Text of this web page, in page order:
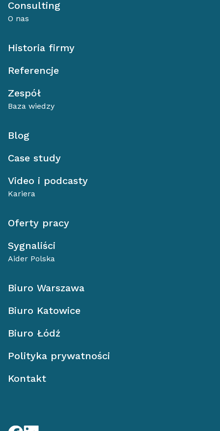
Consulting
O nas
Historia firmy
Referencje
Zespół
Baza wiedzy
Blog
Case study
Video i podcasty
Kariera
Oferty pracy
Sygnaliści
Aider Polska
Biuro Warszawa
Biuro Katowice
Biuro Łódź
Polityka prywatności
Kontakt